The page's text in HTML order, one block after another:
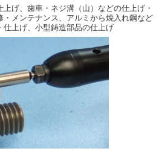
げ、歯車・ネジ溝（山）などの仕上げ・
・メンテナンス、アルミから焼入れ鋼など
仕上げ、小型鋳造部品の仕上げ